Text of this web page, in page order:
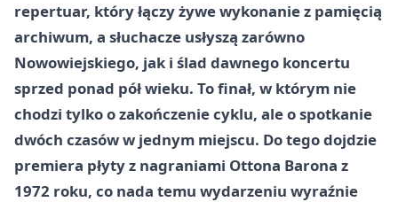
repertuar, który łączy żywe wykonanie z pamięcią
archiwum, a słuchacze usłyszą zarówno
Nowowiejskiego, jak i ślad dawnego koncertu
sprzed ponad pół wieku. To finał, w którym nie
chodzi tylko o zakończenie cyklu, ale o spotkanie
dwóch czasów w jednym miejscu. Do tego dojdzie
premiera płyty z nagraniami Ottona Barona z
1972 roku, co nada temu wydarzeniu wyraźnie